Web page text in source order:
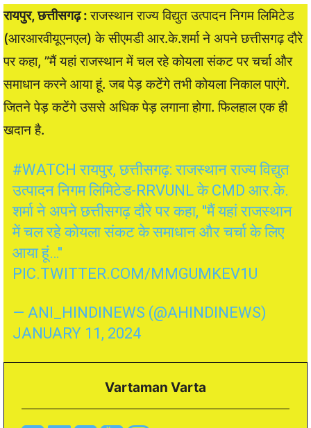
रायपुर, छत्तीसगढ़ :राजस्थान राज्य विद्युत उत्पादन निगम लिमिटेड
(आरआरवीयूएनएल) के सीएमडी आर.के.शर्मा ने अपने छत्तीसगढ़ दौरे
पर कहा, ”मैं यहां राजस्थान में चल रहे कोयला संकट पर चर्चा और
समाधान करने आया हूं. जब पेड़ कटेंगे तभी कोयला निकाल पाएंगे.
जितने पेड़ कटेंगे उससे अधिक पेड़ लगाना होगा. फिलहाल एक ही
खदान है.
#WATCH रायपुर, छत्तीसगढ़: राजस्थान राज्य विद्युत
उत्पादन निगम लिमिटेड-RRVUNL के CMD आर.के.
शर्मा ने अपने छत्तीसगढ़ दौरे पर कहा, ''मैं यहां राजस्थान
में चल रहे कोयला संकट के समाधान और चर्चा के लिए
आया हूं…''
PIC.TWITTER.COM/MMGUMKEV1U
— ANI_HINDINEWS (@AHINDINEWS)
JANUARY 11, 2024
Vartaman Varta